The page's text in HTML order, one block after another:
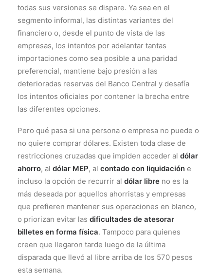
todas sus versiones se dispare. Ya sea en el
segmento informal, las distintas variantes del
financiero o, desde el punto de vista de las
empresas, los intentos por adelantar tantas
importaciones como sea posible a una paridad
preferencial, mantiene bajo presión a las
deterioradas reservas del Banco Central y desafía
los intentos oficiales por contener la brecha entre
las diferentes opciones.
Pero qué pasa si una persona o empresa no puede o
no quiere comprar dólares. Existen toda clase de
restricciones cruzadas que impiden acceder al dólar
ahorro, al dólar MEP, al contado con liquidación e
incluso la opción de recurrir al dólar libre no es la
más deseada por aquellos ahorristas y empresas
que prefieren mantener sus operaciones en blanco,
o priorizan evitar las dificultades de atesorar
billetes en forma física. Tampoco para quienes
creen que llegaron tarde luego de la última
disparada que llevó al libre arriba de los 570 pesos
esta semana.